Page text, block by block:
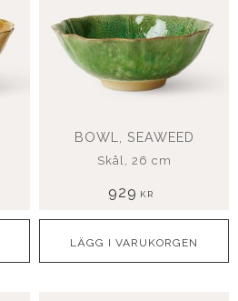
BOWL, SEAWEED
Skål, 26 cm
929 KR